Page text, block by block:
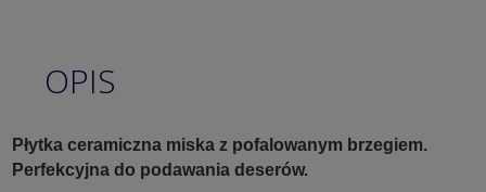
OPIS
Płytka ceramiczna miska z pofalowanym brzegiem.
Perfekcyjna do podawania deserów.